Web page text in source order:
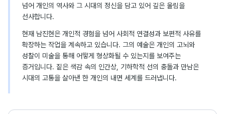
넘어 개인의 역사와 그 시대의 정신을 담고 있어 깊은 울림을
선사합니다.
현재 남진현은 개인적 경험을 넘어 사회적 연결성과 보편적 사유를
확장하는 작업을 계속하고 있습니다. 그의 예술은 개인의 고뇌와
성찰이 미술을 통해 어떻게 형상화될 수 있는지를 보여주는
증거입니다. 짙은 색감 속의 인간상, 기하학적 선의 충돌과 만남은
시대의 고통을 살아낸 한 개인의 내면 세계를 드러냅니다.